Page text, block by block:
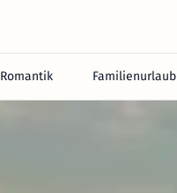
Romantik Familienurlaub